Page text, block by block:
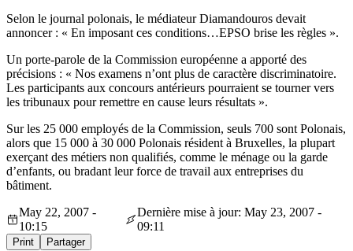
Selon le journal polonais, le médiateur Diamandouros devait
annoncer : « En imposant ces conditions…EPSO brise les règles ».
Un porte-parole de la Commission européenne a apporté des
précisions : « Nos examens n’ont plus de caractère discriminatoire.
Les participants aux concours antérieurs pourraient se tourner vers
les tribunaux pour remettre en cause leurs résultats ».
Sur les 25 000 employés de la Commission, seuls 700 sont Polonais,
alors que 15 000 à 30 000 Polonais résident à Bruxelles, la plupart
exerçant des métiers non qualifiés, comme le ménage ou la garde
d’enfants, ou bradant leur force de travail aux entreprises du
bâtiment.
May 22, 2007 -
10:15
Dernière mise à jour: May 23, 2007 -
09:11
Print Partager